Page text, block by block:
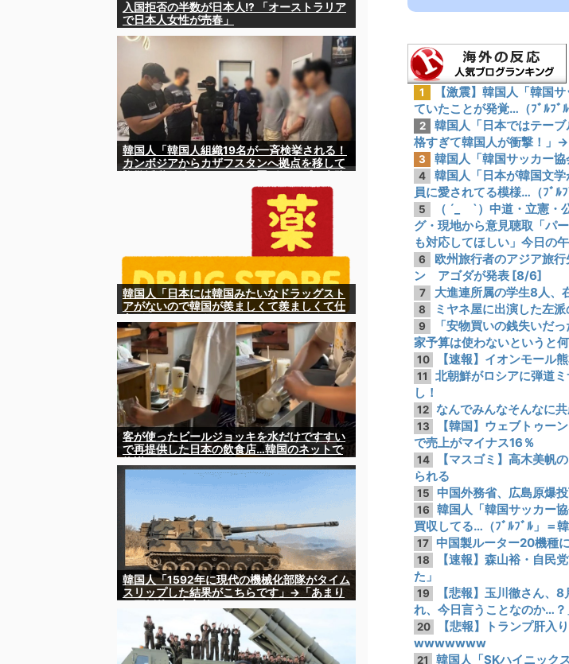
1
【激震】韓国人「韓国
ていたことが発覚…（ﾌﾞﾙﾌﾞ
2
韓国人「日本ではテー
格すぎて韓国人が衝撃！」→
3 韓国人「韓国サッカー
4
韓国人「日本が韓国文
員に愛されてる模様…（ﾌﾞﾙ
5
（ ´_ゝ`）中道・立憲
グ・現地から意見聴取「パ
も対応してほしい」今日の
6
欧州旅行者のアジア旅
ン アゴダが発表 [8/6]
7 大進連所属の学生8人、
8 ミヤネ屋に出演した左
9
「安物買いの銭失いだ
家予算は使わないというと
10 【速報】イオンモール
11
北朝鮮がロシアに弾道
し！
12 なんでみんなそんなに
13
【韓国】ウェブトゥー
で売上がマイナス16％
14
【マスゴミ】高木美帆
られる
15 中国外務省、広島原爆
16
韓国人「韓国サッカー
買収してる…（ﾌﾞﾙﾌﾞﾙ」＝
17 中国製ルーター20機種
18
【速報】森山裕・自民
た」
19
【悲報】玉川徹さん、
れ、今日言うことなのか…
20
【悲報】トランプ肝入
wwwwwww
21
韓国人「SKハイニック
入国拒否の半数が日本人!? 「オーストラリア
で日本人女性が売春」
韓国人「韓国人組織19名が一斉検挙される！
カンボジアからカザフスタンへ拠点を移して
韓国人「日本には韓国みたいなドラッグスト
アがないので韓国が羨ましくて羨ましくて仕
客が使ったビールジョッキを水だけですすい
で再提供した日本の飲食店…韓国のネットで
韓国人「1592年に現代の機械化部隊がタイム
スリップした結果がこちらです」→「あまり